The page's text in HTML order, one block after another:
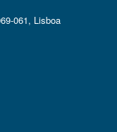
061, Lisboa